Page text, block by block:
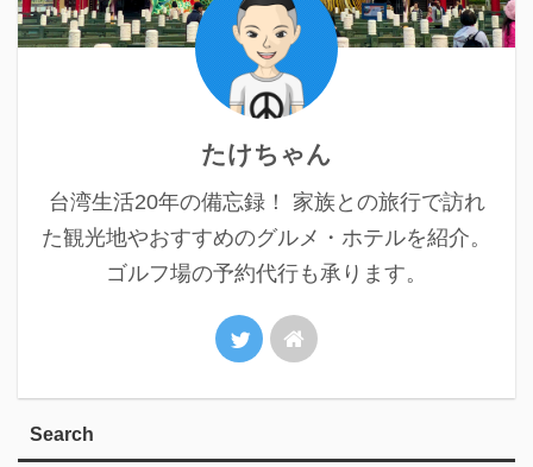
たけちゃん
台湾生活20年の備忘録！ 家族との旅行で訪れ
た観光地やおすすめのグルメ・ホテルを紹介。
ゴルフ場の予約代行も承ります。
Search